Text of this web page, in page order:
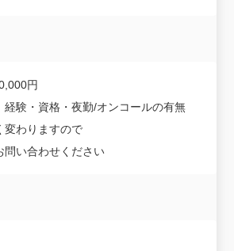
円
経験・資格・夜勤/オンコールの有無
変わりますので
問い合わせください